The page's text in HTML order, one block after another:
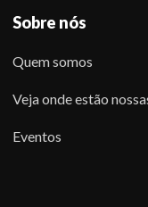
Sobre nós
Quem somos
Veja onde estão
Eventos